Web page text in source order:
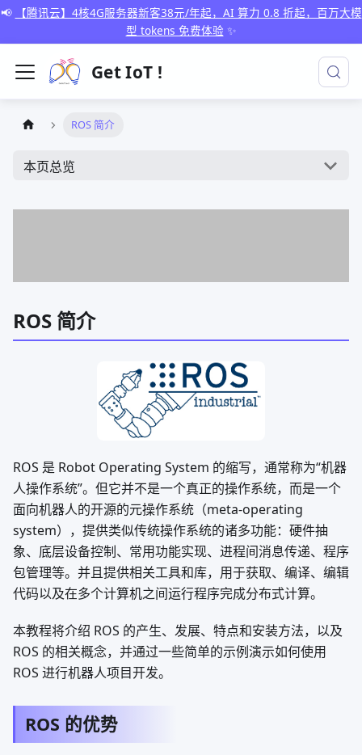
📢
【腾讯云】4核4G服务器新客38元/年起，AI 算力 0.8 折起，百万大模
型 tokens 免费体验 ✨
Get IoT !
ROS 简介
本页总览
ROS 简介
ROS 是 Robot Operating System 的缩写，通常称为“机器
人操作系统”。但它并不是一个真正的操作系统，而是一个
面向机器人的开源的元操作系统（meta-operating
system），提供类似传统操作系统的诸多功能：硬件抽
象、底层设备控制、常用功能实现、进程间消息传递、程序
包管理等。并且提供相关工具和库，用于获取、编译、编辑
代码以及在多个计算机之间运行程序完成分布式计算。
本教程将介绍 ROS 的产生、发展、特点和安装方法，以及
ROS 的相关概念，并通过一些简单的示例演示如何使用
ROS 进行机器人项目开发。
ROS 的优势